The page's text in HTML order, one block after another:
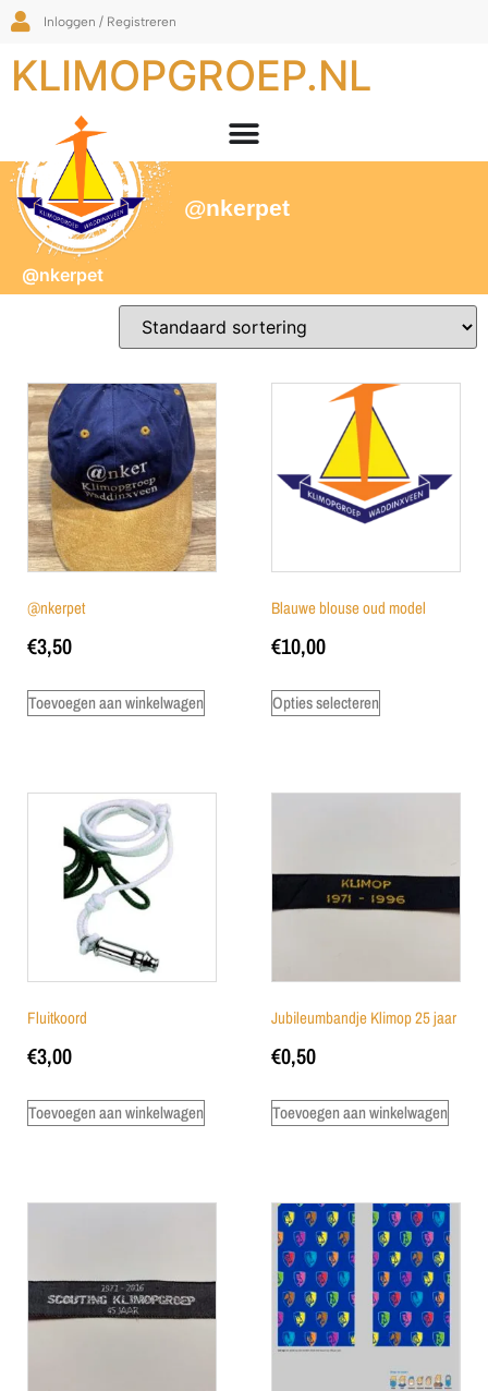
Inloggen / Registreren
KLIMOPGROEP.NL
@nkerpet
@nkerpet
@nkerpet
€3,50
Toevoegen aan winkelwagen
Blauwe blouse oud model
€10,00
Opties selecteren
Fluitkoord
€3,00
Toevoegen aan winkelwagen
Jubileumbandje Klimop 25 jaar
€0,50
Toevoegen aan winkelwagen